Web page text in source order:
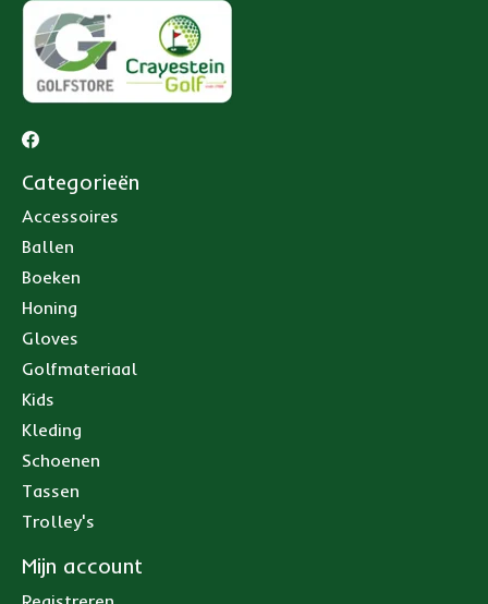
Categorieën
Accessoires
Ballen
Boeken
Honing
Gloves
Golfmateriaal
Kids
Kleding
Schoenen
Tassen
Trolley's
Mijn account